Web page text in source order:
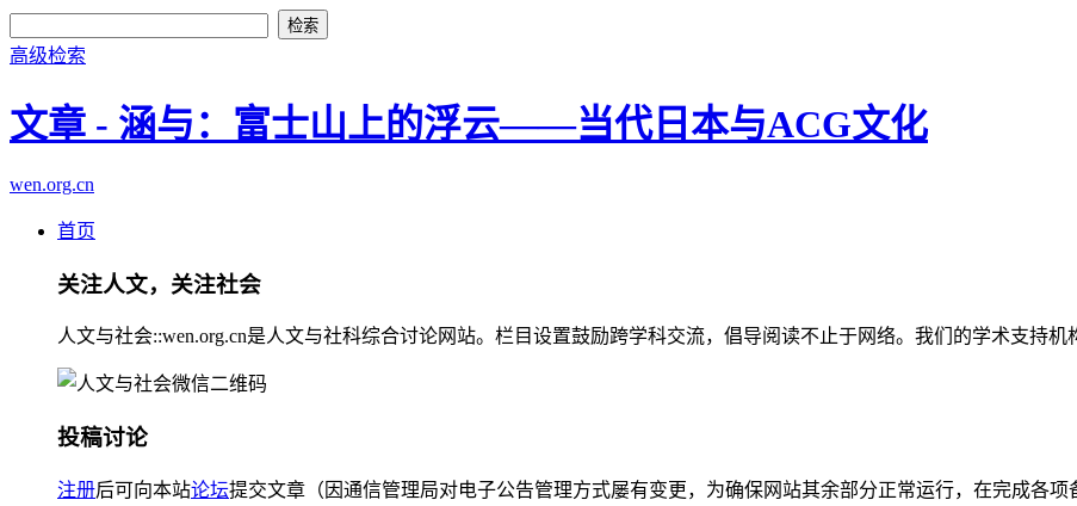
高级检索
文章 - 涵与：富士山上的浮云——当代日本与ACG文化
wen.org.cn
首页
关注人文，关注社会
人文与社会::wen.org.cn是人文与社科综合讨论网站。栏目设置鼓励跨学科交流，倡导阅读不止于网络。我们的学术支持
投稿讨论
注册后可向本站论坛提交文章（因通信管理局对电子公告管理方式屡有变更，为确保网站其余部分正常运行，在完成各